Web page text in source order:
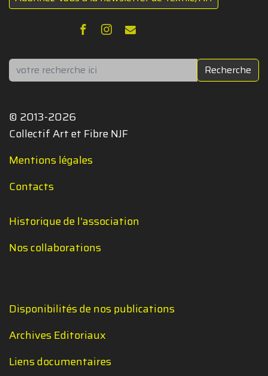
Rechercher Recherche
© 2013-2026
Collectif Art et Fibre NJF
Mentions légales
Contacts
Historique de l'association
Nos collaborations
Disponibilités de nos publications
Archives Editoriaux
Liens documentaires